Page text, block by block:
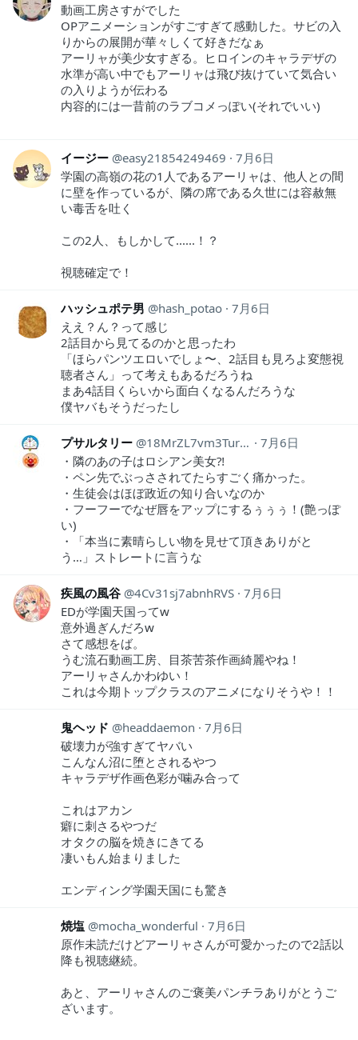
動画工房さすがでした
OPアニメーションがすごすぎて感動した。サビの入
りからの展開が華々しくて好きだなぁ
アーリャが美少女すぎる。ヒロインのキャラデザの
水準が高い中でもアーリャは飛び抜けていて気合い
の入りようが伝わる
内容的には一昔前のラブコメっぽい(それでいい)
イージー easy21854249469
7月6日
学園の高嶺の花の1人であるアーリャは、他人との間
に壁を作っているが、隣の席である久世には容赦無
い毒舌を吐く
この2人、もしかして......！？
視聴確定で！
ハッシュポテ男 hash_potao 7月6日
ええ？ん？って感じ
2話目から見てるのかと思ったわ
「ほらパンツエロいでしょ〜、2話目も見ろよ変態視
聴者さん」って考えもあるだろうね
まあ4話目くらいから面白くなるんだろうな
僕ヤバもそうだったし
プサルタリー 18MrZL7vm3TurkZ
7月6日
・隣のあの子はロシアン美女⁈
・ペン先でぶっさされてたらすごく痛かった。
・生徒会はほぼ政近の知り合いなのか
・フーフーでなぜ唇をアップにするぅぅぅ！(艶っぽ
い)
・「本当に素晴らしい物を見せて頂きありがと
う…」ストレートに言うな
疾風の風谷 4Cv31sj7abnhRVS 7月6日
EDが学園天国ってw
意外過ぎんだろw
さて感想をば。
うむ流石動画工房、目茶苦茶作画綺麗やね！
アーリャさんかわゆい！
これは今期トップクラスのアニメになりそうや！！
鬼ヘッド headdaemon
7月6日
破壊力が強すぎてヤバい
こんなん沼に堕とされるやつ
キャラデザ作画色彩が噛み合って
これはアカン
癖に刺さるやつだ
オタクの脳を焼きにきてる
凄いもん始まりました
エンディング学園天国にも驚き
焼塩 mocha_wonderful
7月6日
原作未読だけどアーリャさんが可愛かったので2話以
降も視聴継続。
あと、アーリャさんのご褒美パンチラありがとうご
ざいます。